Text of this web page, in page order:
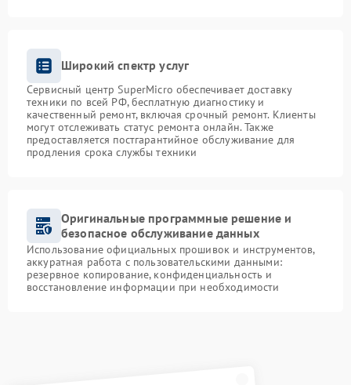
Широкий спектр услуг
Сервисный центр SuperMicro обеспечивает доставку
техники по всей РФ, бесплатную диагностику и
качественный ремонт, включая срочный ремонт. Клиенты
могут отслеживать статус ремонта онлайн. Также
предоставляется постгарантийное обслуживание для
продления срока службы техники
Оригинальные программные решение и
безопасное обслуживание данных
Использование официальных прошивок и инструментов,
аккуратная работа с пользовательскими данными:
резервное копирование, конфиденциальность и
восстановление информации при необходимости